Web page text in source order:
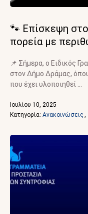
🐾 Επίσκεψη
πορεία με
📌 Σήμερα, ο Ειδικός
στον Δήμο Δράμας,
που έχει υλοποιηθεί …
Ιουλίου 10, 2025
Κατηγορία: Ανακοινώσεις ,